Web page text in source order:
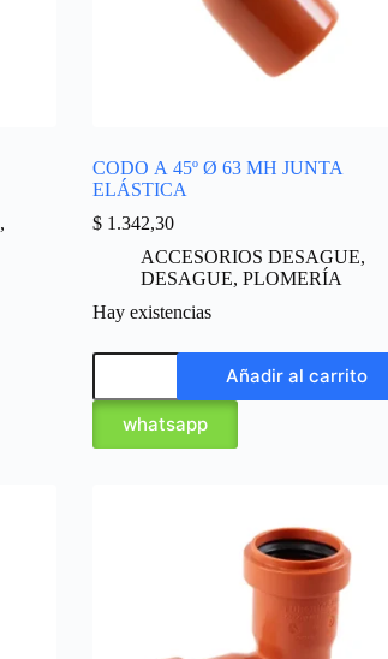
,
CODO A 45º Ø 63 MH JUNTA
ELÁSTICA
$1.342,30
ACCESORIOS DESAGUE,
DESAGUE, PLOMERÍA
Hay existencias
Añadir al carrito
whatsapp